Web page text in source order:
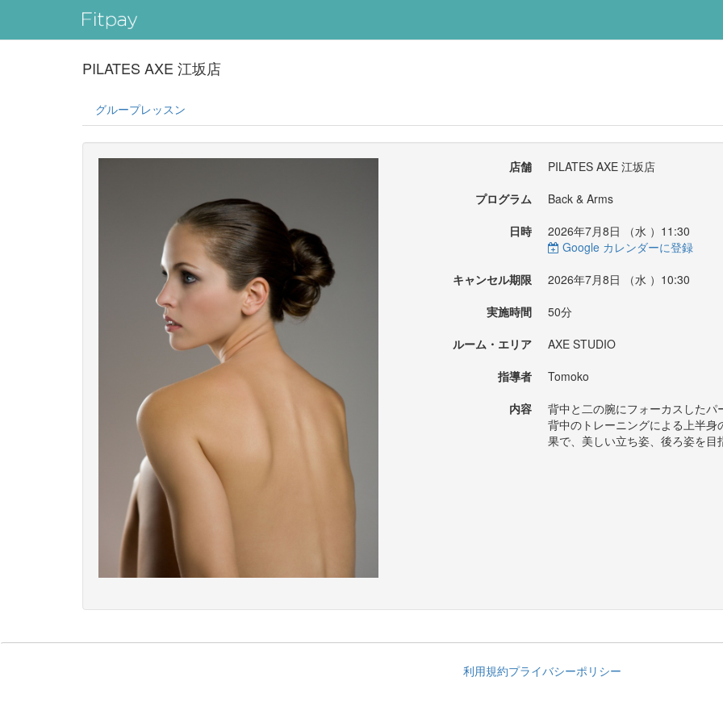
PILATES AXE 江坂店
グループレッスン
店舗
PILATES AXE 江坂店
プログラム
Back & Arms
日時
2026年7月8日 （水）11:30
Google カレンダーに登録
キャンセル期限
2026年7月8日 （水）10:30
実施時間
50分
ルーム・エリア
AXE STUDIO
指導者
Tomoko
内容
背中と二の腕にフォーカスしたパ
背中のトレーニングによる上半
果で、美しい立ち姿、後ろ姿を目
利用規約プライバシーポリシー